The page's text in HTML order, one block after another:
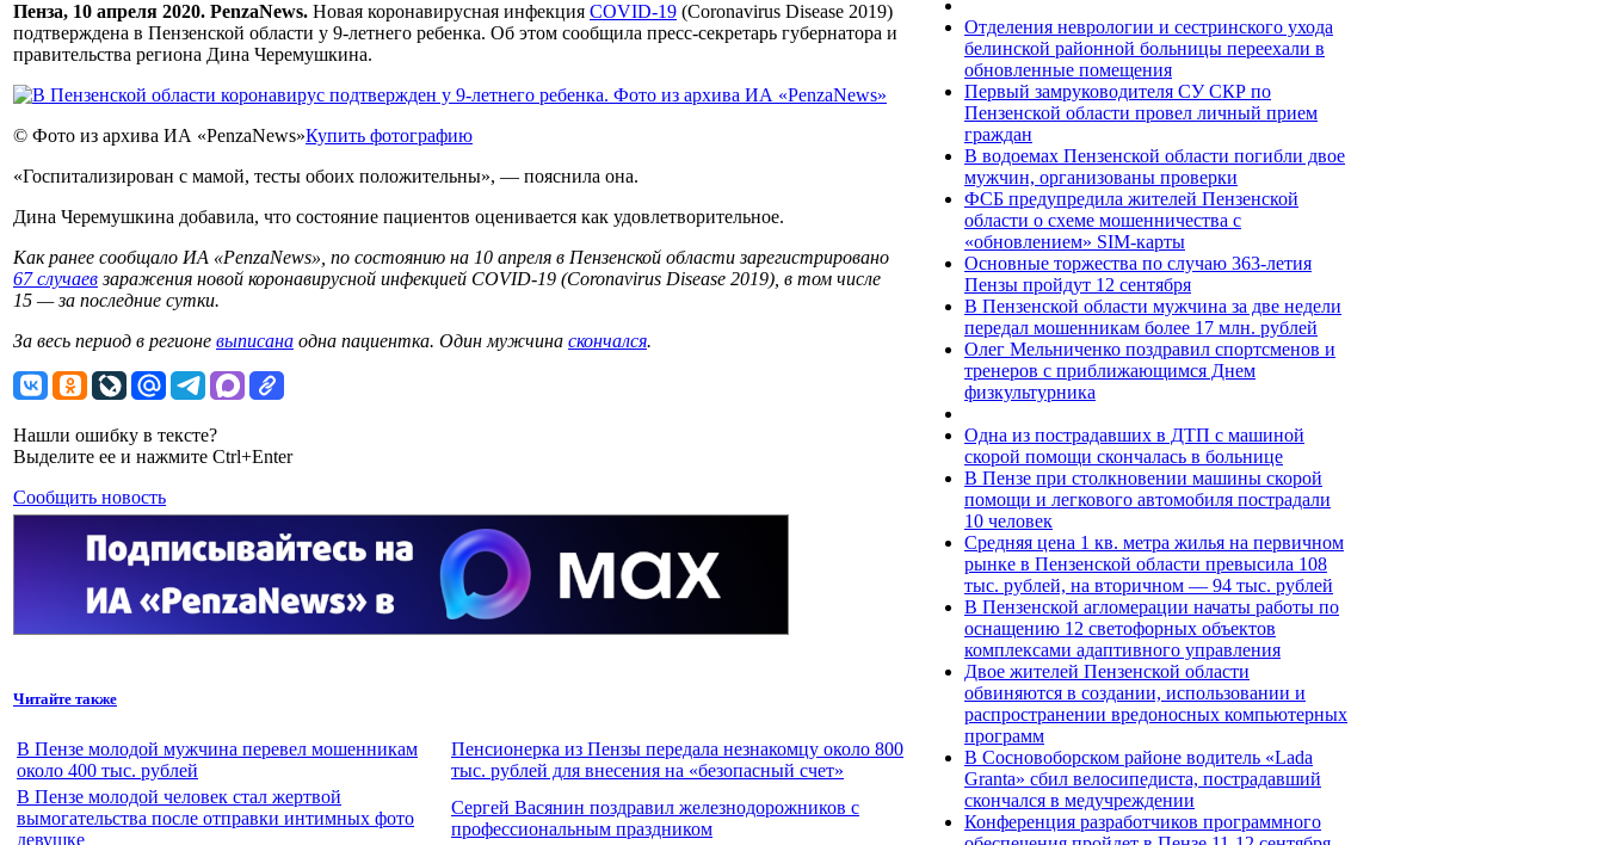
Пенза, 10 апреля 2020. PenzaNews. Новая коронавирусная инфекция COVID-19 (Coronavirus Disease 2019)
подтверждена в Пензенской области у 9-летнего ребенка. Об этом сообщила пресс-секретарь губернатора и
правительства региона Дина Черемушкина.
© Фото из архива ИА «PenzaNews»Купить фотографию
«Госпитализирован с мамой, тесты обоих положительны», — пояснила она.
Дина Черемушкина добавила, что состояние пациентов оценивается как удовлетворительное.
Как ранее сообщало ИА «PenzaNews», по состоянию на 10 апреля в Пензенской области зарегистрировано
67 случаевзаражения новой коронавирусной инфекцией COVID-19 (Coronavirus Disease 2019), в том числе
15 — за последние сутки.
За весь период в регионе выписана одна пациентка. Один мужчина скончался.
Нашли ошибку в тексте?
Выделите ее и нажмите Ctrl+Enter
Сообщить новость
Читайте также
В Пензе молодой мужчина перевел мошенникам
около 400 тыс. рублей
Пенсионерка из Пензы передала незнакомцу около 800
тыс. рублей для внесения на «безопасный счет»
В Пензе молодой человек стал жертвой
вымогательства после отправки интимных фото
девушке
Сергей Васянин поздравил железнодорожников с
профессиональным праздником
Отделения неврологии и сестринского ухода
белинской районной больницы переехали в
обновленные помещения
Первый замруководителя СУ СКР по
Пензенской области провел личный прием
граждан
В водоемах Пензенской области погибли двое
мужчин, организованы проверки
ФСБ предупредила жителей Пензенской
области о схеме мошенничества c
«обновлением» SIM-карты
Основные торжества по случаю 363-летия
Пензы пройдут 12 сентября
В Пензенской области мужчина за две недели
передал мошенникам более 17 млн. рублей
Олег Мельниченко поздравил спортсменов и
тренеров с приближающимся Днем
физкультурника
Одна из пострадавших в ДТП с машиной
скорой помощи скончалась в больнице
В Пензе при столкновении машины скорой
помощи и легкового автомобиля пострадали
10 человек
Средняя цена 1 кв. метра жилья на первичном
рынке в Пензенской области превысила 108
тыс. рублей, на вторичном — 94 тыс. рублей
В Пензенской агломерации начаты работы по
оснащению 12 светофорных объектов
комплексами адаптивного управления
Двое жителей Пензенской области
обвиняются в создании, использовании и
распространении вредоносных компьютерных
программ
В Сосновоборском районе водитель «Lada
Granta» сбил велосипедиста, пострадавший
скончался в медучреждении
Конференция разработчиков программного